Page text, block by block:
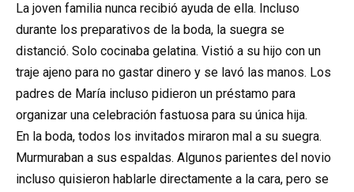
La joven familia nunca recibió ayuda de ella. Incluso
durante los preparativos de la boda, la suegra se
distanció. Solo cocinaba gelatina. Vistió a su hijo con un
traje ajeno para no gastar dinero y se lavó las manos. Los
padres de María incluso pidieron un préstamo para
organizar una celebración fastuosa para su única hija.
En la boda, todos los invitados miraron mal a su suegra.
Murmuraban a sus espaldas. Algunos parientes del novio
incluso quisieron hablarle directamente a la cara, pero se